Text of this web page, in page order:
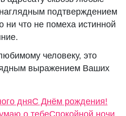
наглядным подтверждением
ни что не помеха истинной
человеку, это
выражением Ваших
дняС Днём рождения!